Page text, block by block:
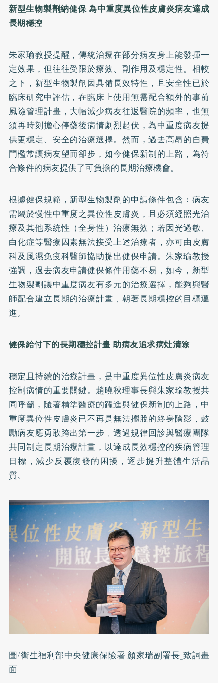
新型生物製劑納健保為中重度異位性皮膚炎病友達成
長期穩控
朱家瑜教授提醒，傳統治療在部分病友身上能發揮一
定效果，但往往受限於療效、副作用及穩定性。相較
之下，新型生物製劑因具備長效特性，且安全性已於
臨床研究中評估，在臨床上使用無需配合額外的事前
風險管理計畫，大幅減少病友往返醫院的頻率，也無
須再時刻擔心停藥後病情劇烈起伏，為中重度病友提
供更穩定、安全的治療選擇。然而，過去高昂的自費
門檻常讓病友望而卻步，如今健保新制的上路，為符
合條件的病友提供了可負擔的長期治療機會。
根據健保規範，新型生物製劑的申請條件包含：病友
需屬於慢性中重度之異位性皮膚炎，且必須經照光治
療及其他系統性（全身性）治療無效；若因光過敏、
白化症等醫療因素無法接受上述治療者，亦可由皮膚
科及風濕免疫科醫師協助提出健保申請。朱家瑜教授
強調，過去病友申請健保條件用藥不易，如今，新型
生物製劑讓中重度病友有多元的治療選擇，能夠與醫
師配合建立長期的治療計畫，朝著長期穩控的目標邁
進。
健保給付下的長期穩控計畫 助病友追求病灶清除
穩定且持續的治療計畫，是中重度異位性皮膚炎病友
控制病情的重要關鍵。趙曉秋理事長與朱家瑜教授共
同呼籲，隨著精準醫療的躍進與健保新制的上路，中
重度異位性皮膚炎已不再是無法擺脫的終身陰影，鼓
勵病友應勇敢跨出第一步，透過規律回診與醫療團隊
共同制定長期治療計畫，以達成長效穩控的疾病管理
目標，減少反覆復發的困擾，逐步提升整體生活品
質。
圖/衛生福利部中央健康保險署 顏家瑞副署長_致詞畫
面